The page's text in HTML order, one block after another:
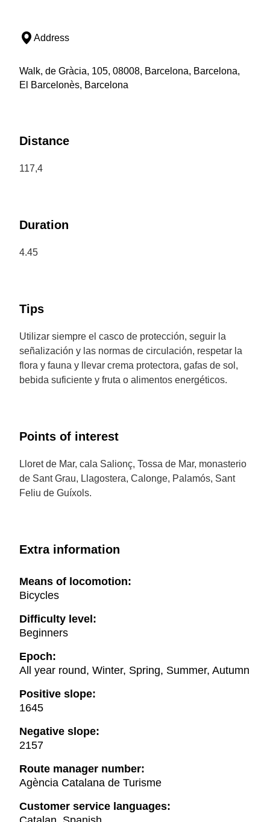
Address
Walk, de Gràcia, 105, 08008, Barcelona, Barcelona,
El Barcelonès, Barcelona
Distance
117,4
Duration
4.45
Tips
Utilizar siempre el casco de protección, seguir la
señalización y las normas de circulación, respetar la
flora y fauna y llevar crema protectora, gafas de sol,
bebida suficiente y fruta o alimentos energéticos.
Points of interest
Lloret de Mar, cala Salionç, Tossa de Mar, monasterio
de Sant Grau, Llagostera, Calonge, Palamós, Sant
Feliu de Guíxols.
Extra information
Means of locomotion:
Bicycles
Difficulty level:
Beginners
Epoch:
All year round, Winter, Spring, Summer, Autumn
Positive slope:
1645
Negative slope:
2157
Route manager number:
Agència Catalana de Turisme
Customer service languages: